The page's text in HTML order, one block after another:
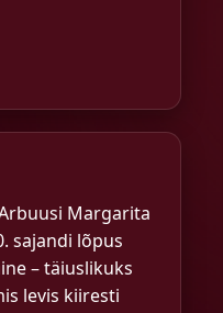
Margarita
sajandi lõpus
– täiuslikuks
levis kiiresti